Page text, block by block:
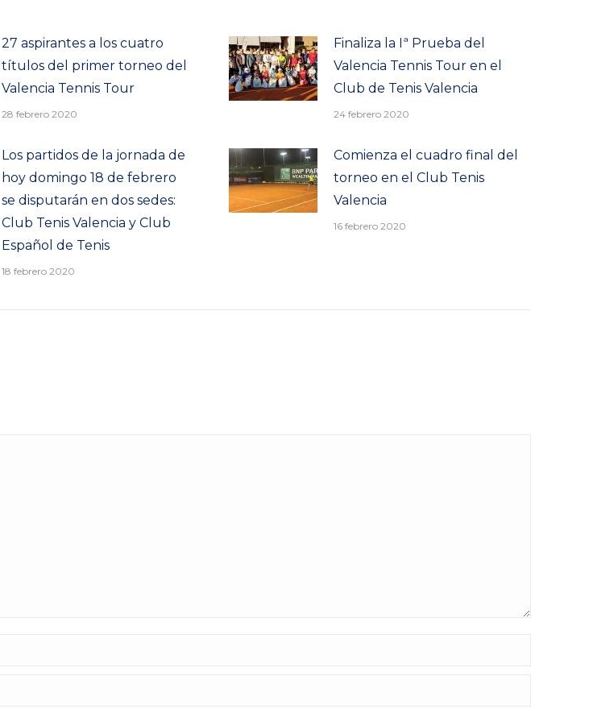
27 aspirantes a los cuatro
títulos del primer torneo del
Valencia Tennis Tour
28 febrero 2020
Finaliza la Iª Prueba del
Valencia Tennis Tour en el
Club de Tenis Valencia
24 febrero 2020
Los partidos de la jornada de
hoy domingo 18 de febrero
se disputarán en dos sedes:
Club Tenis Valencia y Club
Español de Tenis
18 febrero 2020
Comienza el cuadro final del
torneo en el Club Tenis
Valencia
16 febrero 2020